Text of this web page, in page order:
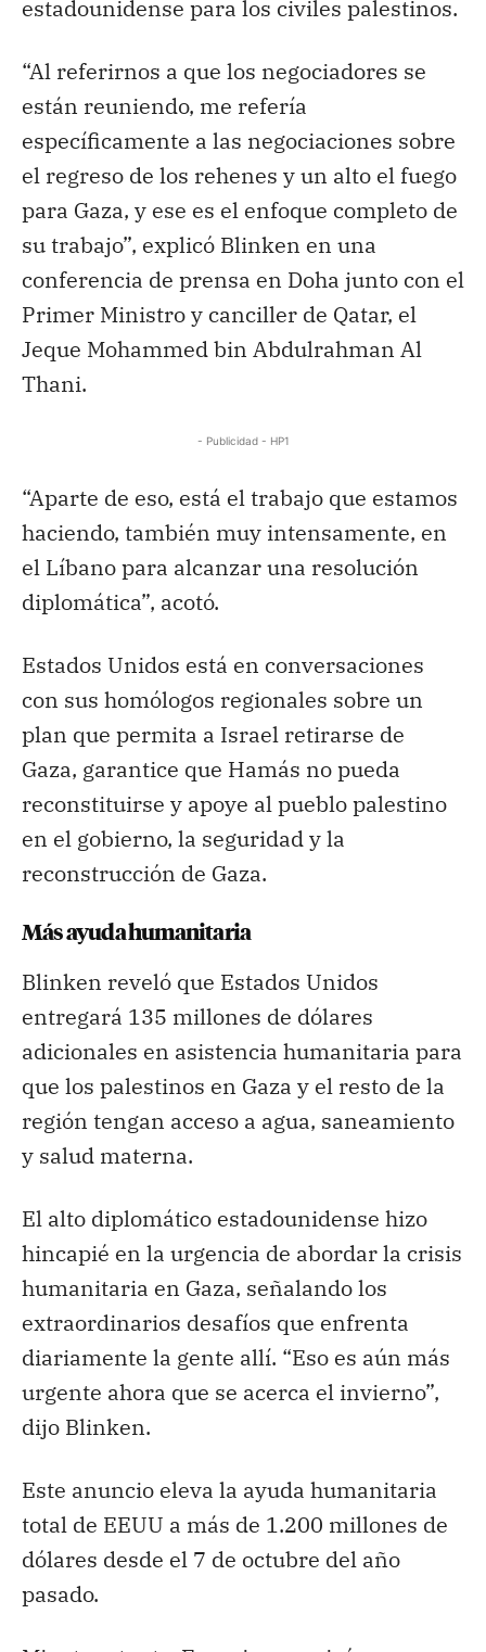
estadounidense para los civiles palestinos.
“Al referirnos a que los negociadores se
están reuniendo, me refería
específicamente a las negociaciones sobre
el regreso de los rehenes y un alto el fuego
para Gaza, y ese es el enfoque completo de
su trabajo”, explicó Blinken en una
conferencia de prensa en Doha junto con el
Primer Ministro y canciller de Qatar, el
Jeque Mohammed bin Abdulrahman Al
Thani.
- Publicidad - HP1
“Aparte de eso, está el trabajo que estamos
haciendo, también muy intensamente, en
el Líbano para alcanzar una resolución
diplomática”, acotó.
Estados Unidos está en conversaciones
con sus homólogos regionales sobre un
plan que permita a Israel retirarse de
Gaza, garantice que Hamás no pueda
reconstituirse y apoye al pueblo palestino
en el gobierno, la seguridad y la
reconstrucción de Gaza.
Más ayuda humanitaria
Blinken reveló que Estados Unidos
entregará 135 millones de dólares
adicionales en asistencia humanitaria para
que los palestinos en Gaza y el resto de la
región tengan acceso a agua, saneamiento
y salud materna.
El alto diplomático estadounidense hizo
hincapié en la urgencia de abordar la crisis
humanitaria en Gaza, señalando los
extraordinarios desafíos que enfrenta
diariamente la gente allí. “Eso es aún más
urgente ahora que se acerca el invierno”,
dijo Blinken.
Este anuncio eleva la ayuda humanitaria
total de EEUU a más de 1.200 millones de
dólares desde el 7 de octubre del año
pasado.